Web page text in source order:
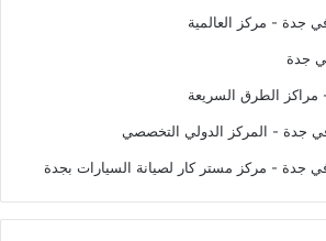
جدة - مركز العالمية
جدة
مراكز الطرق السريعة
جدة - المركز الدولي التخصصي
جدة - مركز مستر كار لصيانة السيارات بجدة